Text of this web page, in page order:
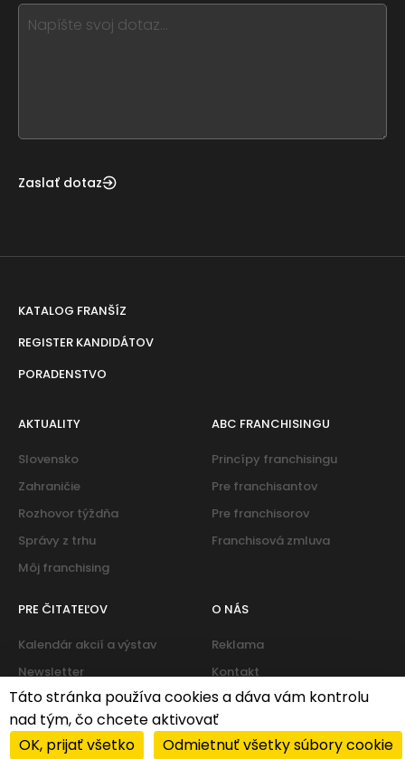
this,
leave
Zaslať dotaz
KATALOG FRANŠÍZ
REGISTER KANDIDÁTOV
PORADENSTVO
AKTUALITY
Slovensko
Zahraničie
Rozhovor týždňa
Správy z trhu
Môj franchising
ABC FRANCHISINGU
Princípy franchisingu
Pre franchisantov
Pre franchisorov
Franchisová zmluva
PRE ČITATEĽOV
Kalendár akcií a výstav
Newsletter
O NÁS
Reklama
Kontakt
Cookies|Zásady ochrany osobných údajov
Táto stránka používa cookies a dáva vám kontrolu
nad tým, čo chcete aktivovať
OK, prijať všetko
Odmietnuť všetky súbory cookie